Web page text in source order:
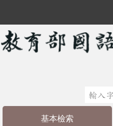
基本檢索